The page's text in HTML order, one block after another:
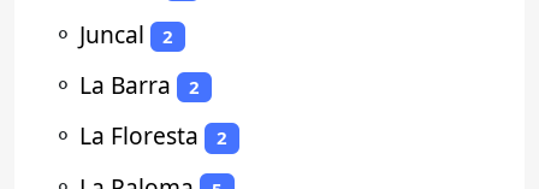
⚬ Juncal 2
⚬ La Barra 2
⚬ La Floresta 2